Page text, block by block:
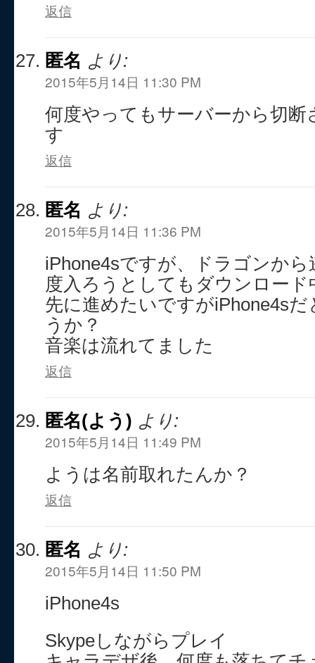
返信
匿名 より:
2015年5月14日 11:30 PM
何度やってもサーバーから切
す
返信
匿名 より:
2015年5月14日 11:36 PM
iPhone4sですが、ドラゴンか
度入ろうとしてもダウンロー
先に進めたいですがiPhone4s
うか？
音楽は流れてました
返信
匿名(よう) より:
2015年5月14日 11:49 PM
ようは名前取れたんか？
返信
匿名 より:
2015年5月14日 11:50 PM
iPhone4s
Skypeしながらプレイ